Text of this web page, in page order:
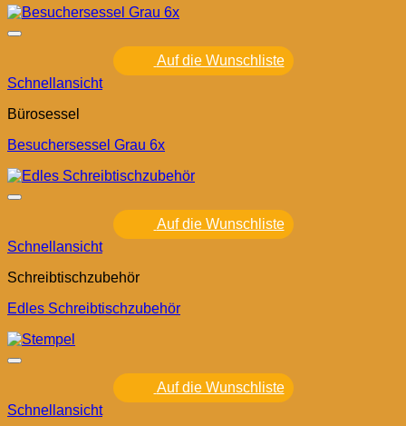
Auf die Wunschliste
Schnellansicht
Bürosessel
Besuchersessel Grau 6x
Auf die Wunschliste
Schnellansicht
Schreibtischzubehör
Edles Schreibtischzubehör
Auf die Wunschliste
Schnellansicht